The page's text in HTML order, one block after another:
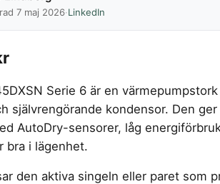
7 maj 2026·LinkedIn
Serie 6 är en
självrengörande kondensor. Den
AutoDry-sensorer, låg
bra i lägenhet.
den aktiva singeln eller paret som